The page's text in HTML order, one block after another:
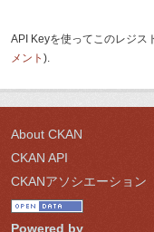
API Keyを使ってこのレジス
メント ).
About CKAN
CKAN API
CKANアソシエーション
Powered by